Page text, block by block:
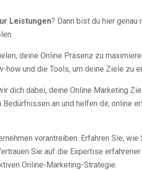
Leistungen? Dann bist du hier
deine Online Präsenz zu
und die Tools, um deine Ziele zu
dabei, deine Online Marketing
an und helfen dir, online
vorantreiben. Erfahren Sie,
Sie auf die Expertise
Online-Marketing-Strategie.